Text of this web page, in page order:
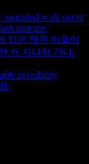
wounded walk out of
past me.
입은 많은 이들이
채 지나쳐 간다.
invisibility